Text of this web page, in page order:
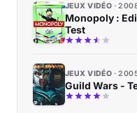
JEUX VIDÉO
Monopoly :
Test
JEUX VIDÉO
Guild Wars -